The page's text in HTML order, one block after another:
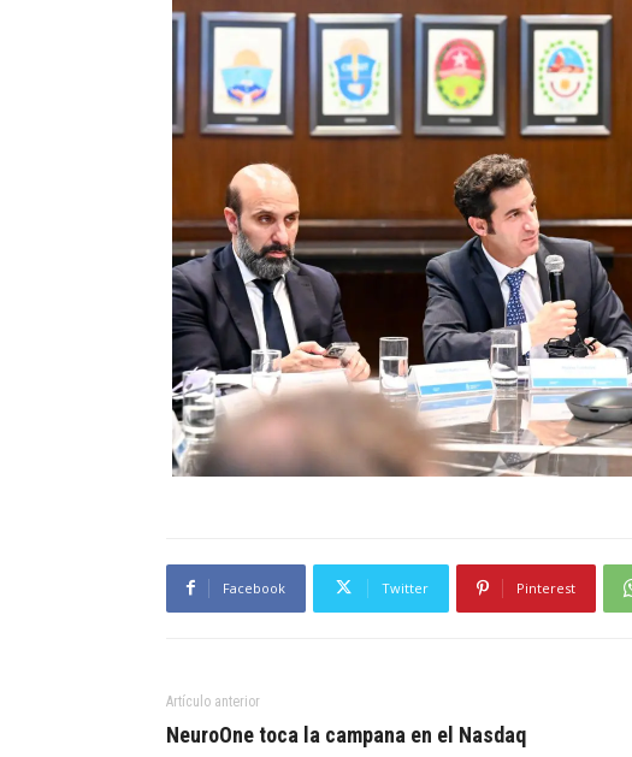
Facebook Twitter Pinterest
Artículo anterior
NeuroOne toca la campana en el Nasdaq